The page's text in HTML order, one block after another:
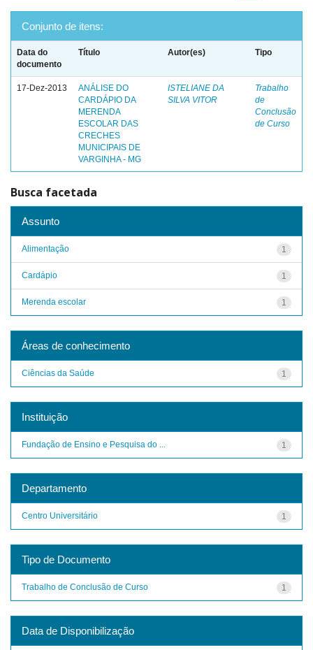
Conjunto de itens:
Data do
documento
Título Autor(es) Tipo
17-Dez-2013
ANÁLISE DO
CARDÁPIO DA
MERENDA
ESCOLAR DAS
CRECHES
MUNICIPAIS DE
VARGINHA - MG
ISTELIANE DA
SILVA VITOR
Trabalho
de
Conclusão
de Curso
Busca facetada
Assunto
1
Alimentação
1
Cardápio
1
Merenda escolar
Áreas de conhecimento
1
Ciências da Saúde
Instituição
1
Fundação de Ensino e Pesquisa do ...
Departamento
1
Centro Universitário
Tipo de Documento
1
Trabalho de Conclusão de Curso
Data de Disponibilização